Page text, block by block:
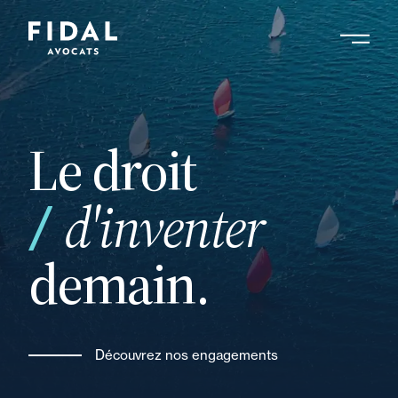
Aller
au
contenu
principalRechercher un mot clé, un professionnel ....
Le droit
d'inventer
demain.
Découvrez nos engagements
ou